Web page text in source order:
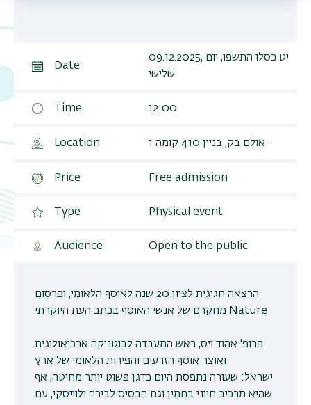
Date
09.12.2025, יט כסלו התשפו, יום
שלישי
Time 12:00
Location אולם בק, בניין 410 קומה 1-
Price Free admission
Type Physical event
Audience Open to the public
הרצאה חגיגית לציון 20 שנה לאוסף הלאומי, ופרסום
מחקרם של אנשי האוסף בכתב העת היוקרתי Nature
פרופ' אהוד ויס, ראש המעבדה לבוטניקה ארכיאולוגית
ואוצר אוסף הזרעים והפירות הלאומי של ארץ
ישראל: שעורה נתפסת היום כדגן פשוט יותר מחיטה, אף
שהיא מרכיב חיוני בחמין וגם הבסיס לבירה ולוויסקי, עם